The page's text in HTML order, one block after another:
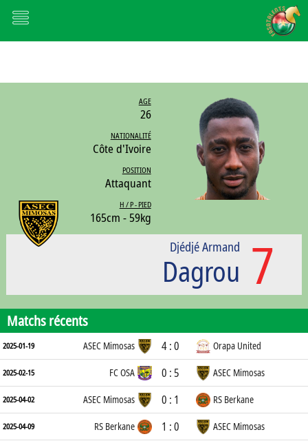
AGE
26
NATIONALITÉ
Côte d'Ivoire
POSITION
Attaquant
H / P - PIED
165cm - 59kg
7
Djédjé Armand
Dagrou
Matchs récents
2025-01-19 ASEC Mimosas 4 : 0 Orapa United
2025-02-15 FC OSA 0 : 5 ASEC Mimosas
2025-04-02 ASEC Mimosas 0 : 1 RS Berkane
2025-04-09 RS Berkane 1 : 0 ASEC Mimosas